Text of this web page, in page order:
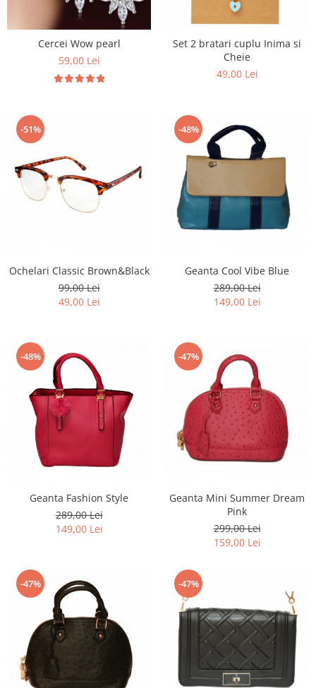
Cercei Wow pearl
59,00 Lei
Set 2 bratari cuplu Inima si
Cheie
49,00 Lei
-51%
Ochelari Classic Brown&Black
99,00 Lei
49,00 Lei
-48%
Geanta Cool Vibe Blue
289,00 Lei
149,00 Lei
-48%
Geanta Fashion Style
289,00 Lei
149,00 Lei
-47%
Geanta Mini Summer Dream
Pink
299,00 Lei
159,00 Lei
-47% -47%